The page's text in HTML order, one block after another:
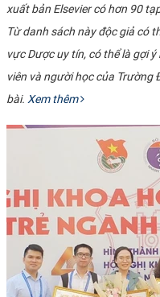
xuất bản Elsevier có hơn 90
Từ danh sách này độc giả có
vực Dược uy tín, có thể là gợi
viên và người học của Trường
bài. Xem thêm